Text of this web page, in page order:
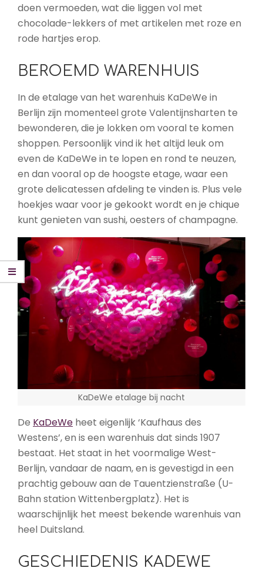
doen vermoeden, wat die liggen vol met
chocolade-lekkers of met artikelen met roze en
rode hartjes erop.
BEROEMD WARENHUIS
In de etalage van het warenhuis KaDeWe in
Berlijn zijn momenteel grote Valentijnsharten te
bewonderen, die je lokken om vooral te komen
shoppen. Persoonlijk vind ik het altijd leuk om
even de KaDeWe in te lopen en rond te neuzen,
en dan vooral op de hoogste etage, waar een
grote delicatessen afdeling te vinden is. Plus vele
hoekjes waar voor je gekookt wordt en je chique
kunt genieten van sushi, oesters of champagne.
KaDeWe etalage bij nacht
De KaDeWe heet eigenlijk ‘Kaufhaus des
Westens’, en is een warenhuis dat sinds 1907
bestaat. Het staat in het voormalige West-
Berlijn, vandaar de naam, en is gevestigd in een
prachtig gebouw aan de Tauentzienstraße (U-
Bahn station Wittenbergplatz). Het is
waarschijnlijk het meest bekende warenhuis van
heel Duitsland.
GESCHIEDENIS KADEWE